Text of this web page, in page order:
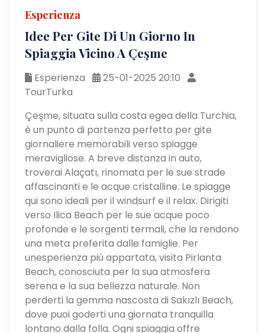
Esperienza
Idee Per Gite Di Un Giorno In
Spiaggia Vicino A Çeşme
Esperienza
25-01-2025 20:10
TourTurka
Çeşme, situata sulla costa egea della Turchia,
è un punto di partenza perfetto per gite
giornaliere memorabili verso spiagge
meravigliose. A breve distanza in auto,
troverai Alaçatı, rinomata per le sue strade
affascinanti e le acque cristalline. Le spiagge
qui sono ideali per il windsurf e il relax. Dirigiti
verso Ilica Beach per le sue acque poco
profonde e le sorgenti termali, che la rendono
una meta preferita dalle famiglie. Per
unesperienza più appartata, visita Pirlanta
Beach, conosciuta per la sua atmosfera
serena e la sua bellezza naturale. Non
perderti la gemma nascosta di Sakızlı Beach,
dove puoi goderti una giornata tranquilla
lontano dalla folla. Ogni spiaggia offre